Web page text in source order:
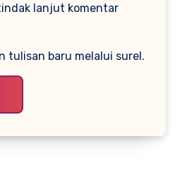
lanjut komentar
tulisan baru melalui surel.